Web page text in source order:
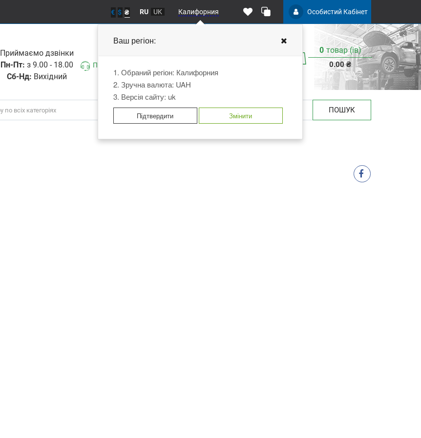
€ $ ₴ RU UK Калифорния
Ваш регіон:
1. Обраний регіон: Калифорния
2. Зручна валюта: UAH
3. Версія сайту: uk
Підтвердити Змінити
Особистий Кабінет
Приймаємо дзвiнки
Пн-Пт: з 9.00 - 18.00
Сб-Нд: Вихідний
Передзвоніть мені
0 товар (iв)
0.00 ₴
ПОШУК